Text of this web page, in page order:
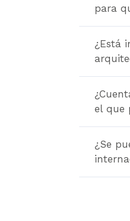
para
¿Está
el que
¿Se